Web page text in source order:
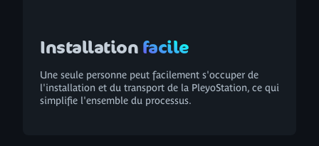
Installation facile
Une seule personne peut facilement s'occuper de
l'installation et du transport de la PleyoStation, ce qui
simplifie l'ensemble du processus.